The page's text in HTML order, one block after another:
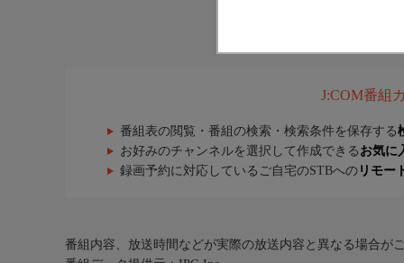
J:COM番組
番組表の閲覧・番組の検索・検索条件を保存する
お好みのチャンネルを選択して作成できる お気に
録画予約に対応しているご自宅のSTBへの リモー
番組内容、放送時間などが実際の放送内容と異なる場合が